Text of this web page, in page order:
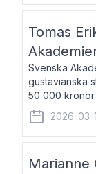
Tomas
Svenska
gustavianska
50 000
projektledare
utkom i fjol
2026-03-
Marianne